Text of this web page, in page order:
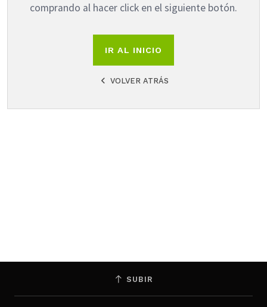
comprando al hacer click en el siguiente botón.
IR AL INICIO
VOLVER ATRÁS
SUBIR